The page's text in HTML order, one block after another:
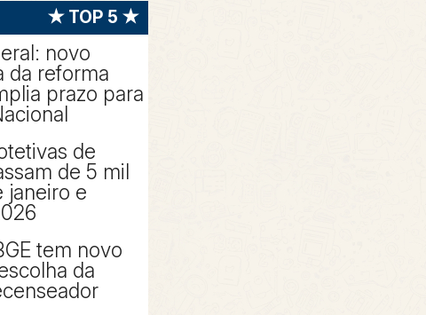
★ TOP 5 ★
novo
da reforma
prazo para
de
de 5 mil
janeiro e
tem novo
da